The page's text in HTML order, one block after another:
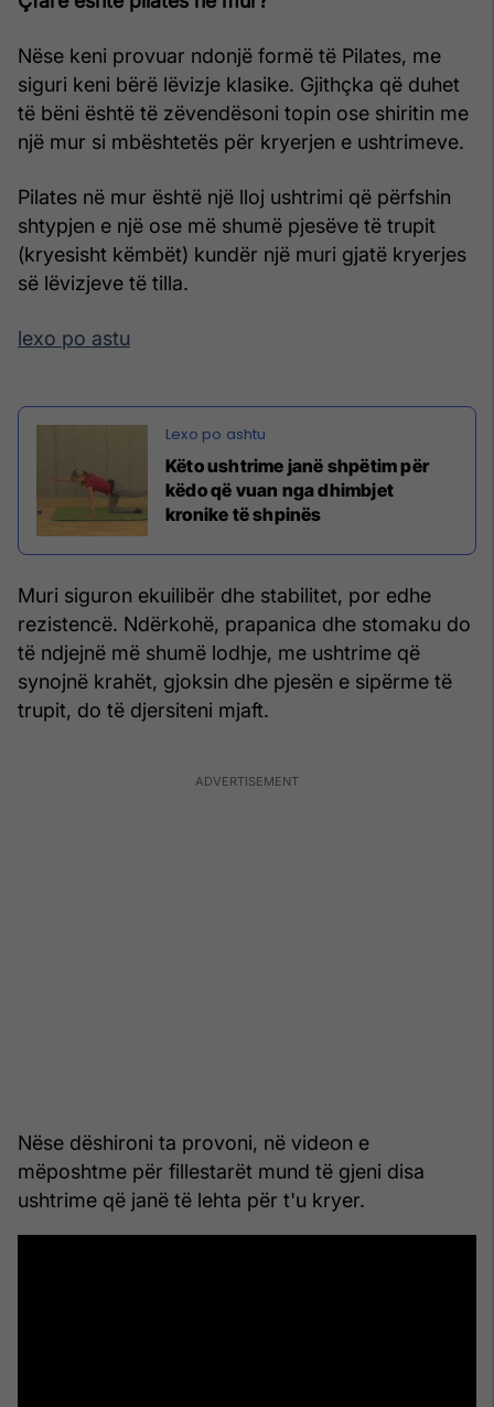
Nëse keni provuar ndonjë formë të Pilates, me
siguri keni bërë lëvizje klasike. Gjithçka që duhet
të bëni është të zëvendësoni topin ose shiritin me
një mur si mbështetës për kryerjen e ushtrimeve.
Pilates në mur është një lloj ushtrimi që përfshin
shtypjen e një ose më shumë pjesëve të trupit
(kryesisht këmbët) kundër një muri gjatë kryerjes
së lëvizjeve të tilla.
lexo po astu
Këto ushtrime janë shpëtim për
këdo që vuan nga dhimbjet
kronike të shpinës
Muri siguron ekuilibër dhe stabilitet, por edhe
rezistencë. Ndërkohë, prapanica dhe stomaku do
të ndjejnë më shumë lodhje, me ushtrime që
synojnë krahët, gjoksin dhe pjesën e sipërme të
trupit, do të djersiteni mjaft.
Nëse dëshironi ta provoni, në videon e
mëposhtme për fillestarët mund të gjeni disa
ushtrime që janë të lehta për t'u kryer.